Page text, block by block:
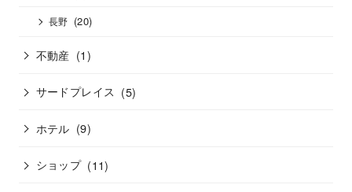
長野 (20)
不動産 (1)
サードプレイス (5)
ホテル (9)
ショップ (11)